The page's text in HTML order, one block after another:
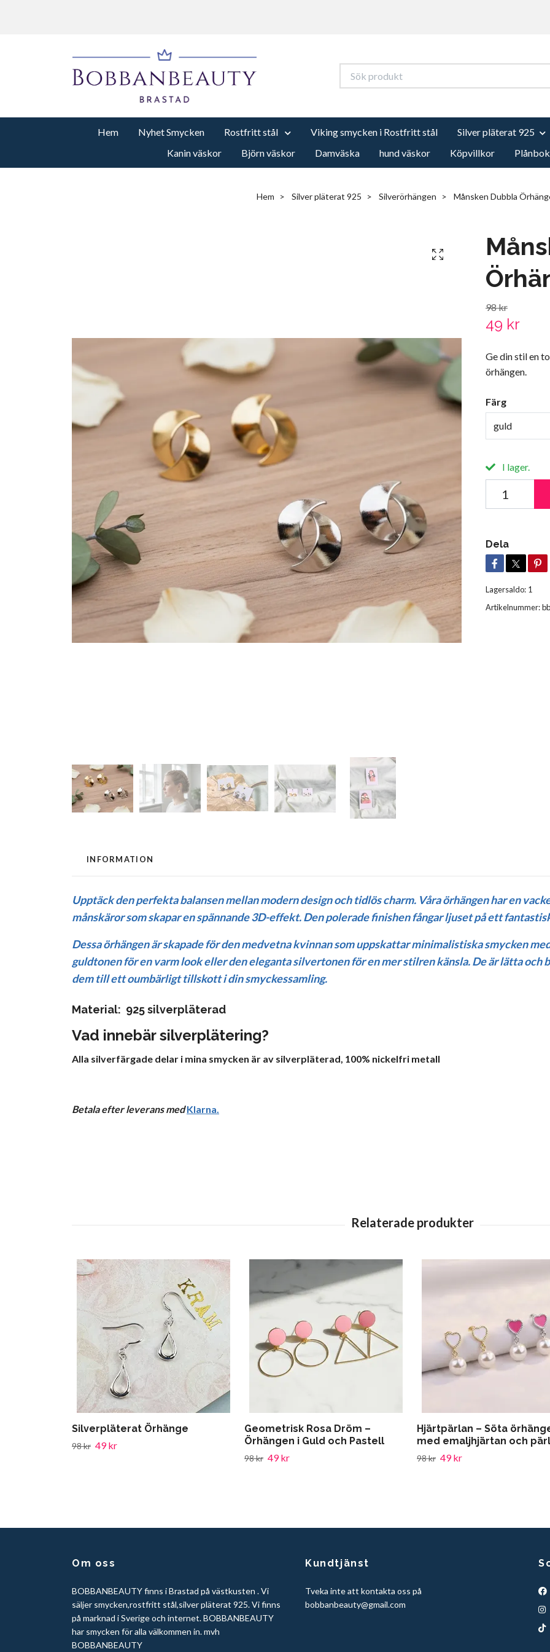
Hem Nyhet Smycken Rostfritt stål Viking smycken i Rostfritt stål
Silver pläterat 925
Kanin väskor
Björn väskor Damväska hund väskor Köpvillkor Plånbok
Hem Silver pläterat 925 Silverörhängen Månsken Dubbla
98 kr
49 kr
Ge din stil en
örhängen.
Färg
guld
I lager.
Dela
Lagersaldo: 1
Artikelnummer:
INFORMATION
Upptäck den perfekta balansen mellan modern design och tidlös charm. Våra örhängen har en
månskäror som skapar en spännande 3D-effekt. Den polerade finishen fångar ljuset på ett
Dessa örhängen är skapade för den medvetna kvinnan som uppskattar minimalistiska smycken
guldtonen för en varm look eller den eleganta silvertonen för en mer stilren känsla. De är lätta och
dem till ett oumbärligt tillskott i din smyckessamling.
Material: 925 silverpläterad
Vad innebär silverplätering?
Alla silverfärgade delar i mina smycken är av silverpläterad, 100% nickelfri metall
Betala efter leverans med Klarna
Silverpläterat Örhänge
98 kr 49 kr
Geometrisk Rosa Dröm –
Örhängen i Guld och Pastell
98 kr 49 kr
Hjärtpärlan – Söta
med emaljhjärtan och
98 kr 49 kr
Om oss
BOBBANBEAUTY finns i Brastad på västkusten . Vi
säljer smycken,rostfritt stål,silver pläterat 925. Vi finns
på marknad i Sverige och internet. BOBBANBEAUTY
har smycken för alla välkommen in. mvh
BOBBANBEAUTY
Kundtjänst
Tveka inte att kontakta oss på
bobbanbeauty@gmail.com